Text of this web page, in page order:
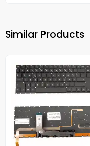
Similar Products